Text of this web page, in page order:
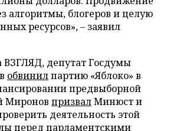
алгоритмы, блогеров и целую
ресурсов», – заявил
ВЗГЛЯД, депутат Госдумы
обвинилпартию «Яблоко» в
предвыборной
Миронов призвалМинюст и
деятельность этой
перед парламентскими